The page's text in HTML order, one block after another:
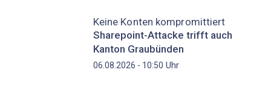
Keine Konten kompromittiert
Sharepoint-Attacke trifft auch
Kanton Graubünden
06.08.2026 - 10:50 Uhr